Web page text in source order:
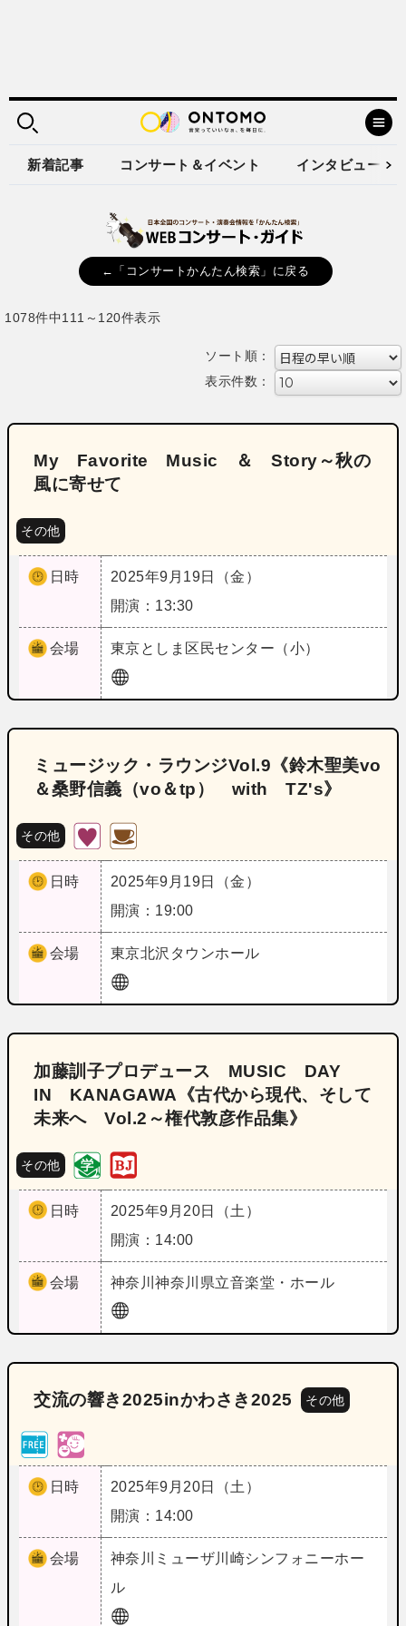
新着記事 コンサート＆イベント インタビュー
←「コンサートかんたん検索」に戻る
1078件中111～120件表示
ソート順：
表示件数：
My Favorite Music ＆ Story～秋の
風に寄せて
その他
日時
2025年9月19日（金）
開演：13:30
会場 東京としま区民センター（小）
ミュージック・ラウンジVol.9《鈴木聖美vo
＆桑野信義（vo＆tp） with TZ's》
その他
日時
2025年9月19日（金）
開演：19:00
会場 東京北沢タウンホール
加藤訓子プロデュース MUSIC DAY
IN KANAGAWA《古代から現代、そして
未来へ Vol.2～権代敦彦作品集》
その他
日時
2025年9月20日（土）
開演：14:00
会場 神奈川神奈川県立音楽堂・ホール
交流の響き2025inかわさき2025 その他
日時
2025年9月20日（土）
開演：14:00
会場 神奈川
ミューザ川崎シンフォニーホー
ル